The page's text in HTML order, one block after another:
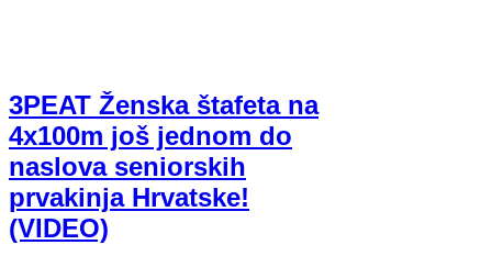
3PEAT Ženska štafeta na
4x100m još jednom do
naslova seniorskih
prvakinja Hrvatske!
(VIDEO)